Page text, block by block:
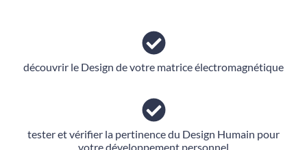
découvrir le Design de votre matrice électromagnétique
tester et vérifier la pertinence du Design Humain pour
votre développement personnel